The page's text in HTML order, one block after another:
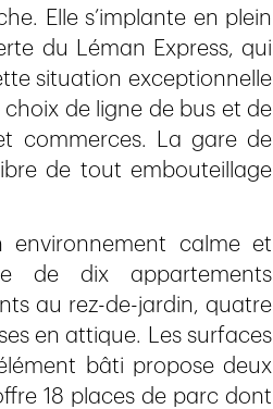
Elle s’implante en plein
du Léman Express, qui
situation exceptionnelle
de ligne de bus et de
commerces. La gare de
de tout embouteillage
environnement calme et
de dix appartements
au rez-de-jardin, quatre
en attique. Les surfaces
bâti propose deux
18 places de parc dont